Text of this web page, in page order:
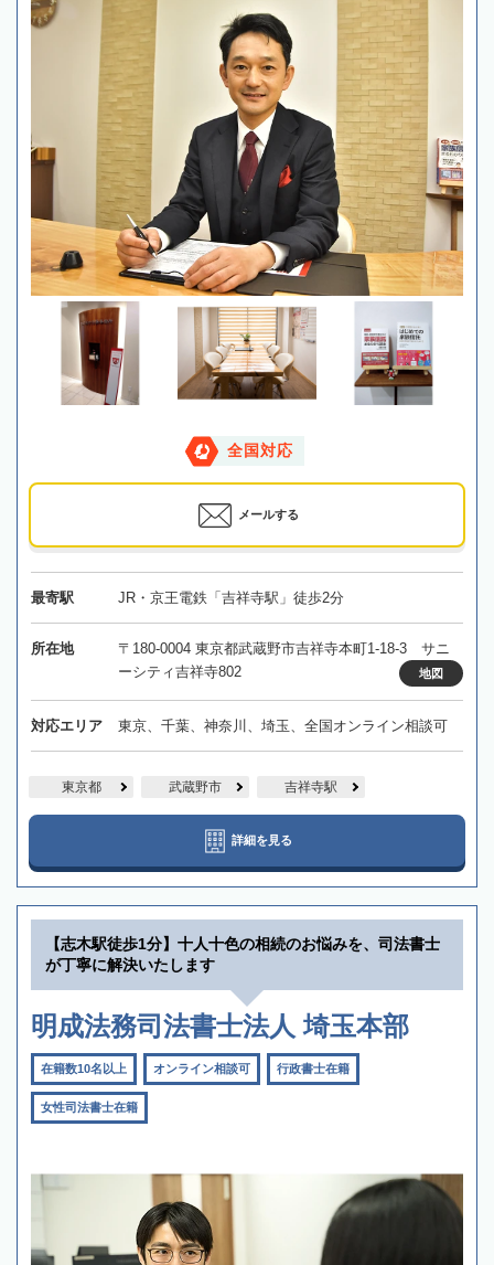
全国対応
メールする
最寄駅 JR・京王電鉄「吉祥寺駅」徒歩2分
所在地
〒180-0004 東京都武蔵野市吉祥寺本町1-18-3 サニ
ーシティ吉祥寺802
地図
対応エリア 東京、千葉、神奈川、埼玉、全国オンライン相談可
東京都 武蔵野市 吉祥寺駅
詳細を見る
【志木駅徒歩1分】十人十色の相続のお悩みを、司法書士
が丁寧に解決いたします
明成法務司法書士法人 埼玉本部
在籍数10名以上 オンライン相談可 行政書士在籍
女性司法書士在籍